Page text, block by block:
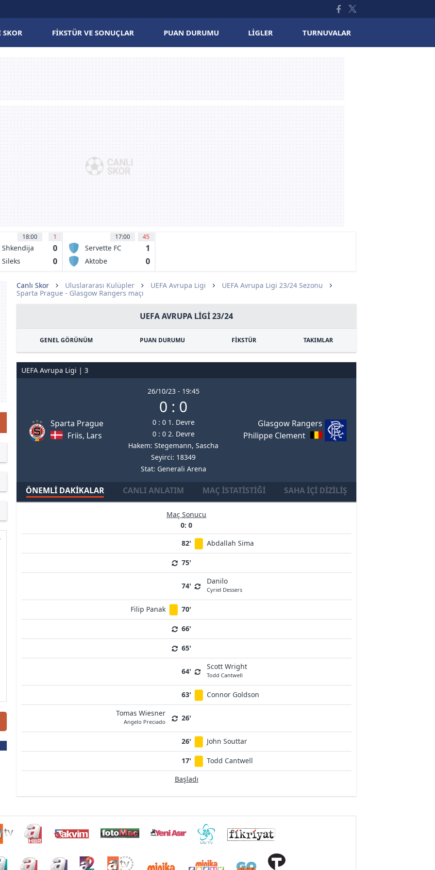
SKOR FIKSTÜR VE SONUÇLAR PUAN DURUMU LIGLER TURNUVALAR
18:00 1
Shkendija
0
Sileks
0
17:00 45
Servette FC
Chenois
1
Aktobe 0
Canlı Skor Uluslararası Kulüpler UEFA Avrupa Ligi
UEFA Avrupa Ligi 23/24 Sezonu
Sparta Prague - Glasgow Rangers maçı
UEFA AVRUPA LIGI 23/24
GENEL GÖRÜNÜM PUAN DURUMU FİKSTÜR TAKIMLAR
UEFA Avrupa Ligi | 3
Sparta Prague
Friis, Lars
26/10/23 - 19:45
0 : 0
0 : 0 1. Devre
0 : 0 2. Devre
Hakem: Stegemann, Sascha
Seyirci: 18349
Stat: Generali Arena
Glasgow Rangers
Philippe Clement
ÖNEMLI DAKIKALAR CANLI ANLATIM MAÇ İSTATISTIĞI SAHA İÇI DIZILIŞ
Maç Sonucu
0: 0
82'
Abdallah Sima
75'
74'
Danilo
Cyriel Dessers
Filip Panak 70'
66'
65'
64'
Scott Wright
Todd Cantwell
63'
Connor Goldson
Tomas Wiesner
Angelo Preciado 26'
26' John Souttar
17'
Todd Cantwell
Başladı